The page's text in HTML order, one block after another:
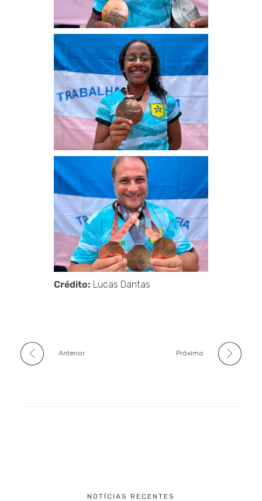
Crédito: Lucas Dantas
Anterior Próximo
NOTÍCIAS RECENTES